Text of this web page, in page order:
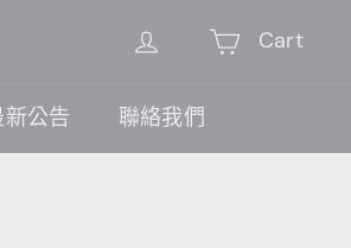
Cart
新公告 聯絡我們